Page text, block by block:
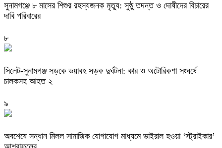
সুনামগঞ্জে ৮ মাসের শিশুর রহস্যজনক মৃত্যু: সুষ্ঠু তদন্ত ও দোষীদের বিচারের
দাবি পরিবারের
৮
সিলেট-সুনামগঞ্জ সড়কে ভয়াবহ সড়ক দুর্ঘটনা: কার ও অটোরিকশা সংঘর্ষে
চালকসহ আহত ২
৯
অবশেষে সন্ধান মিলল সামাজিক যোগাযোগ মাধ্যমে ভাইরাল হওয়া ‘স্ট্রাইকার’